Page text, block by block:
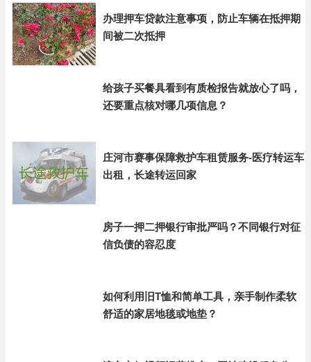
办理押车贷款注意事项，防止车辆在抵押期
间被二次抵押
给孩子买餐具看到有质检报告就放心了吗，
还要重点核对哪几项信息？
庄河市赛事保障救护车租赁服务-医疗转运车
出租，长途转运回家
房子一押二押银行审批严吗？不同银行对征
信负债的容忍度
如何利用旧T恤和简单工具，亲手制作柔软
舒适的家居地毯或地垫？